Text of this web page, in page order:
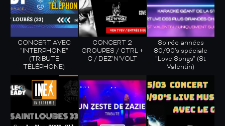
CONCERT AVEC
"INTERPHONE"
(TRIBUTE
TÉLÉPHONE)
CONCERT 2
GROUPES / CTRL +
C / DEZ'N'VOLT
Soirée années
80/90's spéciale
"Love Songs" (St
Valentin)